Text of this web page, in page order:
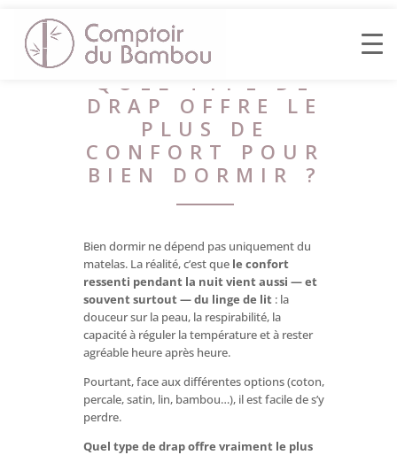
QUEL TYPE DE
DRAP OFFRE LE
PLUS DE
CONFORT POUR
BIEN DORMIR ?
Bien dormir ne dépend pas uniquement du
matelas. La réalité, c’est que le confort
ressenti pendant la nuit vient aussi — et
souvent surtout — du linge de lit : la
douceur sur la peau, la respirabilité, la
capacité à réguler la température et à rester
agréable heure après heure.
Pourtant, face aux différentes options (coton,
percale, satin, lin, bambou…), il est facile de s’y
perdre.
Quel type de drap offre vraiment le plus